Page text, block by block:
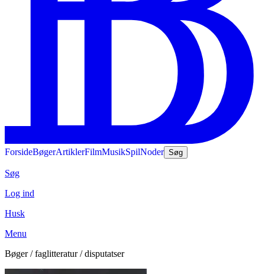
ForsideBøgerArtiklerFilmMusikSpilNoder Søg
Søg
Log ind
Husk
Menu
Bøger / faglitteratur / disputatser